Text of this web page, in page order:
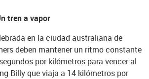
tren a vapor
en la ciudad australiana de
deben mantener un ritmo constante
por kilómetros para vencer al
Billy que viaja a 14 kilómetros por